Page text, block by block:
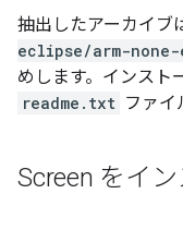
抽出したアーカイブ
eclipse/arm-
めします。インスト
readme.txt ファイ
Screen をイ